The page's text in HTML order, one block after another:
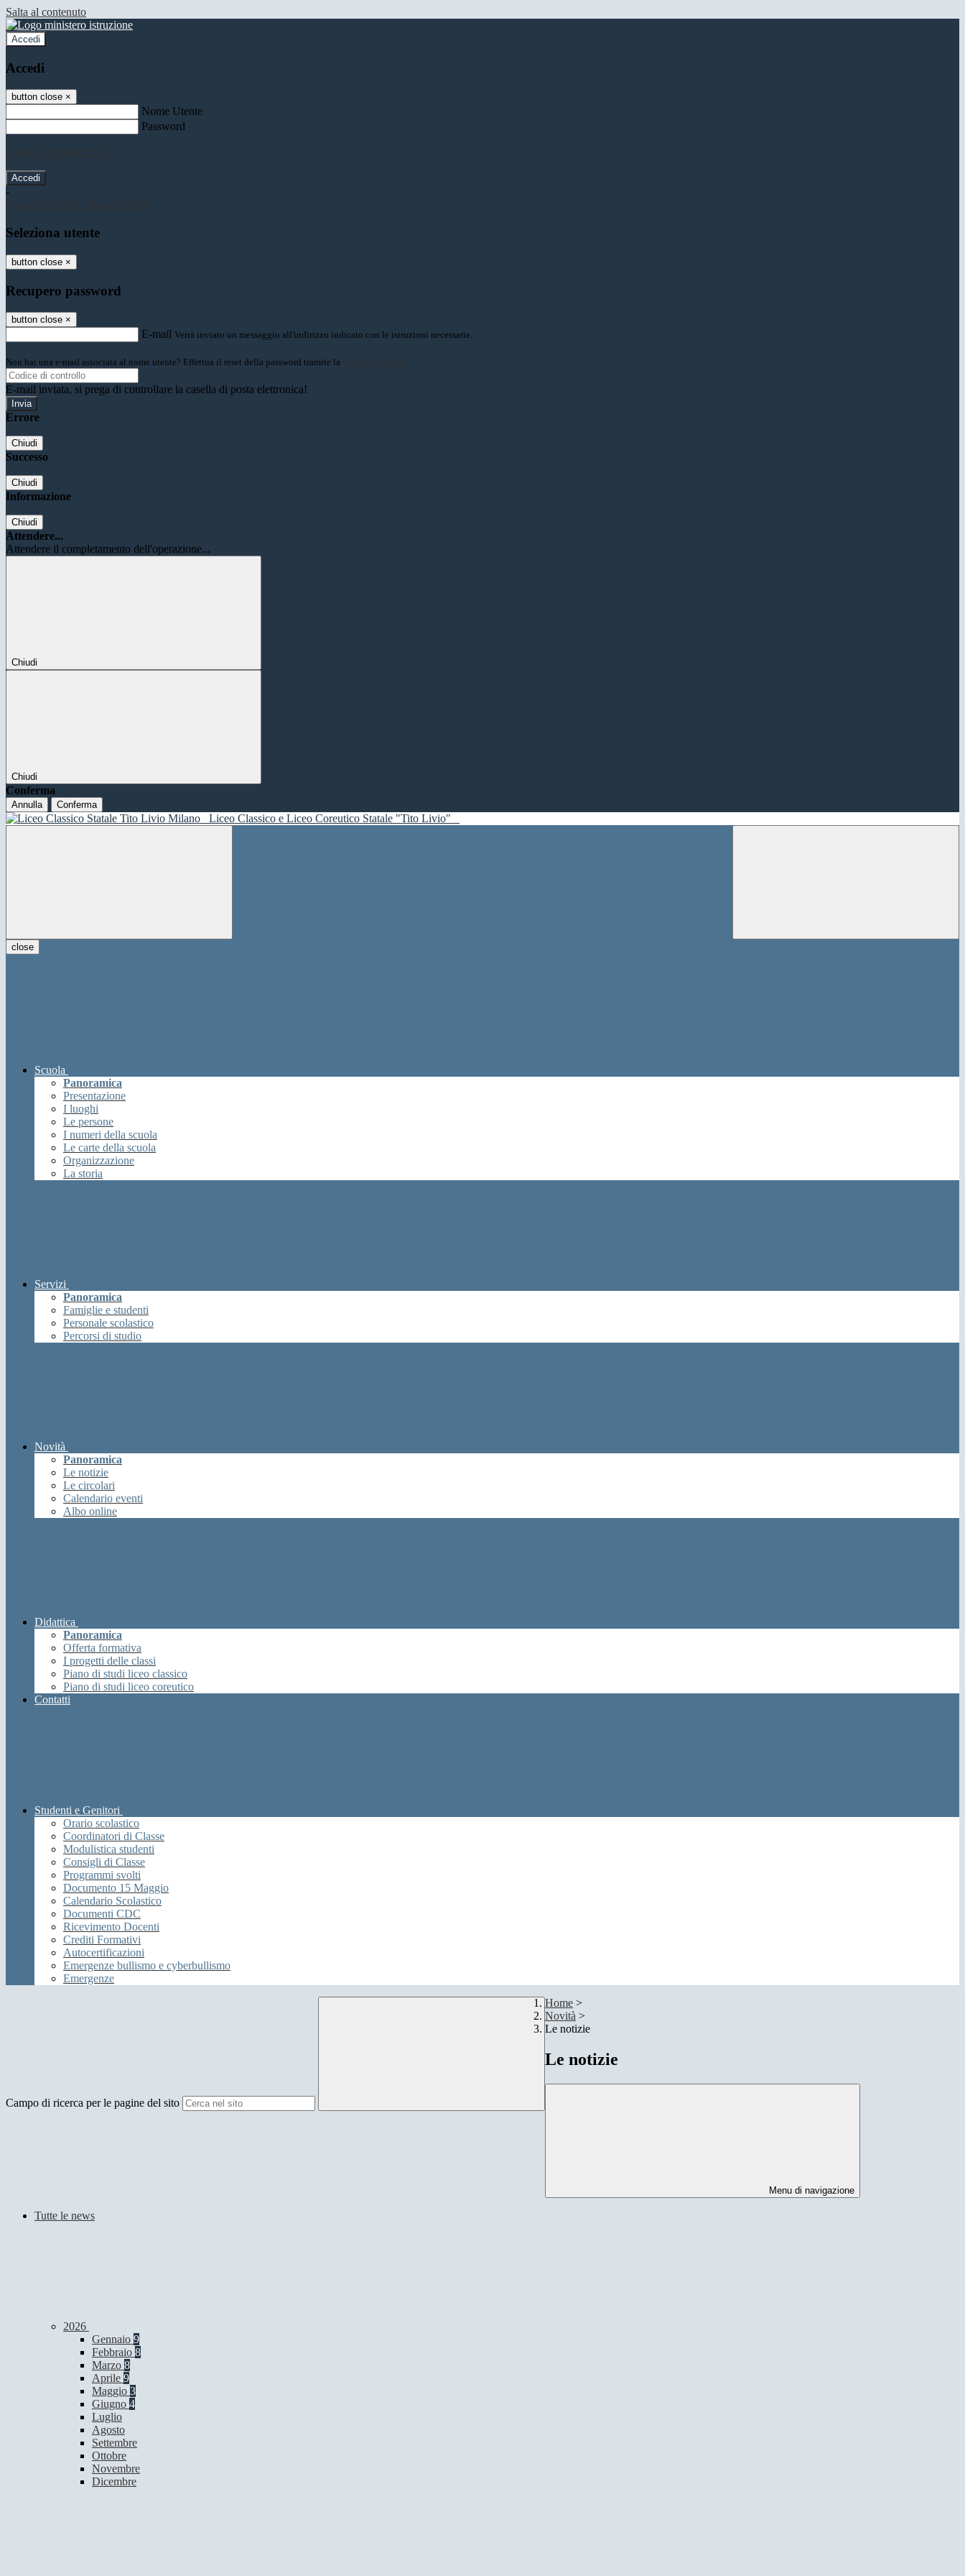
Salta al contenuto
Accedi
Accedi
button close ×
Nome Utente
Password
-
Seleziona utente
button close ×
Recupero password
button close ×
E-mail Verrà inviato un messaggio all'indirizzo indicato con le istruzioni necessarie.
Non hai una e-mail associata al nome utente? Effettua il reset della password tramite la
E-mail inviata, si prega di controllare la casella di posta elettronica!
Errore
Chiudi
Successo
Chiudi
Informazione
Chiudi
Attendere...
Attendere il completamento dell'operazione...
Chiudi
Chiudi
Conferma
Annulla Conferma
Liceo Classico e Liceo Coreutico Statale "Tito Livio"
close
Scuola
Panoramica
Presentazione
I luoghi
Le persone
I numeri della scuola
Le carte della scuola
Organizzazione
La storia
Servizi
Panoramica
Famiglie e studenti
Personale scolastico
Percorsi di studio
Novità
Panoramica
Le notizie
Le circolari
Calendario eventi
Albo online
Didattica
Panoramica
Offerta formativa
I progetti delle classi
Piano di studi liceo classico
Piano di studi liceo coreutico
Contatti
Studenti e Genitori
Orario scolastico
Coordinatori di Classe
Modulistica studenti
Consigli di Classe
Programmi svolti
Documento 15 Maggio
Calendario Scolastico
Documenti CDC
Ricevimento Docenti
Crediti Formativi
Autocertificazioni
Emergenze bullismo e cyberbullismo
Emergenze
Campo di ricerca per le pagine del sito
Home >
Novità >
Le notizie
Le notizie
Menu di navigazione
Tutte le news
2026
Gennaio 9
Febbraio 8
Marzo 8
Aprile 9
Maggio 3
Giugno 4
Luglio
Agosto
Settembre
Ottobre
Novembre
Dicembre